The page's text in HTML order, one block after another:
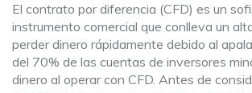
El contrato por diferencia (CFD) es un
instrumento comercial que conlleva un
perder dinero rápidamente debido al
del 70% de las cuentas de inversores
dinero al operar con CFD. Antes de